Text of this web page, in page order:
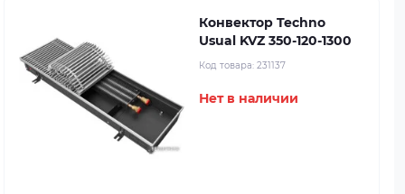
Конвектор Techno
Usual KVZ 350-120-1300
Код товара: 231137
Нет в наличии